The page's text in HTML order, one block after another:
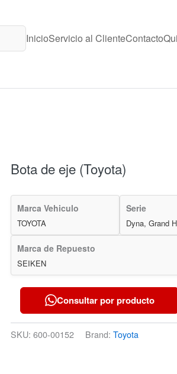
InicioServicio al ClienteContacto
Bota de eje (Toyota)
Marca Vehiculo
TOYOTA
Serie
Dyna, Grand
Marca de Repuesto
SEIKEN
Consultar por producto
SKU: 600-00152 Brand: Toyota